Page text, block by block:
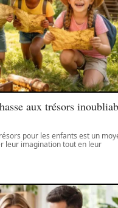
aux trésors
pour les enfants est un
leur imagination tout en leur